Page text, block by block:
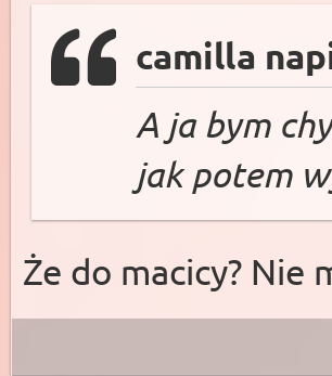
camilla
A ja bym
jak potem
Że do macicy? Nie